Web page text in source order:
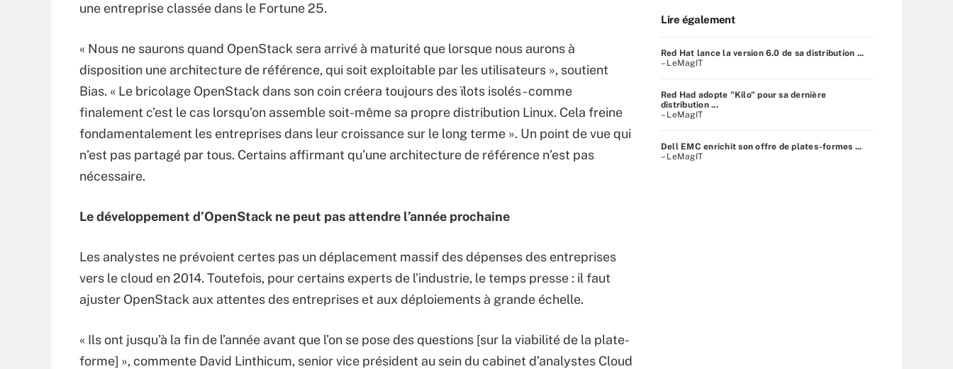
une entreprise classée dans le Fortune 25.
« Nous ne saurons quand OpenStack sera arrivé à maturité que lorsque nous aurons à
disposition une architecture de référence, qui soit exploitable par les utilisateurs », soutient
Bias. « Le bricolage OpenStack dans son coin créera toujours des ïlots isolés - comme
finalement c’est le cas lorsqu’on assemble soit-même sa propre distribution Linux. Cela freine
fondamentalement les entreprises dans leur croissance sur le long terme ». Un point de vue qui
n’est pas partagé par tous. Certains affirmant qu’une architecture de référence n’est pas
nécessaire.
Le développement d’OpenStack ne peut pas attendre l’année prochaine
Les analystes ne prévoient certes pas un déplacement massif des dépenses des entreprises
vers le cloud en 2014. Toutefois, pour certains experts de l’industrie, le temps presse : il faut
ajuster OpenStack aux attentes des entreprises et aux déploiements à grande échelle.
« Ils ont jusqu’à la fin de l’année avant que l’on se pose des questions [sur la viabilité de la plate-
forme] », commente David Linthicum, senior vice président au sein du cabinet d’analystes Cloud
Lire également
Red Hat lance la version 6.0 de sa distribution ...
– LeMagIT
Red Had adopte "Kilo" pour sa dernière
distribution ...
– LeMagIT
Dell EMC enrichit son offre de plates-formes ...
– LeMagIT